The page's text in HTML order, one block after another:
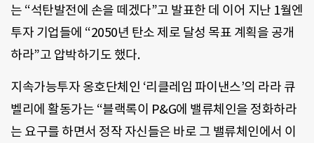
는 “석탄발전에 손을 떼겠다”고 발표한 데 이어 지난 1월엔
투자 기업들에 “2050년 탄소 제로 달성 목표 계획을 공개
하라”고 압박하기도 했다.
지속가능투자 옹호단체인 ‘리클레임 파이낸스’의 라라 큐
벨리에 활동가는 “블랙록이 P&G에 밸류체인을 정화하라
는 요구를 하면서 정작 자신들은 바로 그 밸류체인에서 이